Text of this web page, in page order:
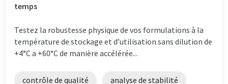
temps
Testez la robustesse physique de vos formulations à la
température de stockage et d’utilisation sans dilution de
+4°C a +60°C de manière accélérée...
contrôle de qualité analyse de stabilité